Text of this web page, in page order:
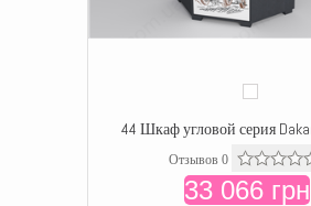
44 Шкаф угловой серия
Отзывов 0
33 066 грн